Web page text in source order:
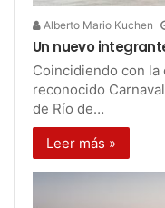
Alberto Mario Kuchen
Un nuevo
Coincidiendo con
reconocido
de Río de…
Leer más »